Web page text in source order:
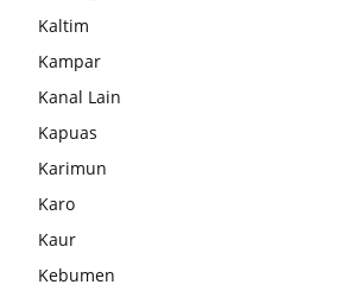
Kaltim
Kampar
Kanal Lain
Kapuas
Karimun
Karo
Kaur
Kebumen